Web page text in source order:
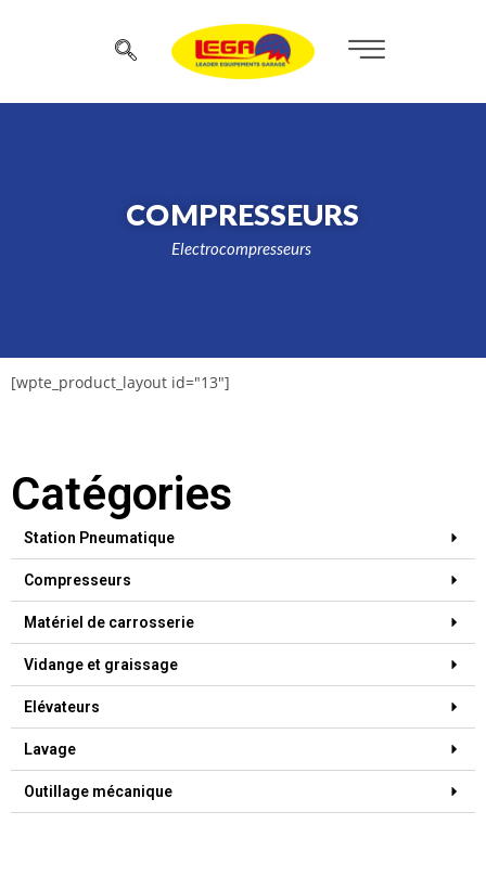
COMPRESSEURS
Electrocompresseurs
Catégories
Station Pneumatique
Compresseurs
Matériel de carrosserie
Vidange et graissage
Elévateurs
Lavage
Outillage mécanique
[wpte_product_layout id="13"]